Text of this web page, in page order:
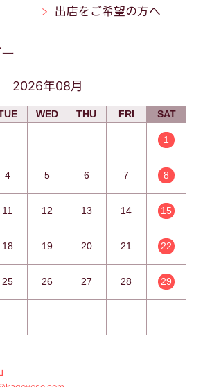
出店をご希望の方へ
2026年08月
WED THU FRI SAT
1
4 5 6 7 8
11 12 13 14 15
18 19 20 21 22
25 26 27 28 29